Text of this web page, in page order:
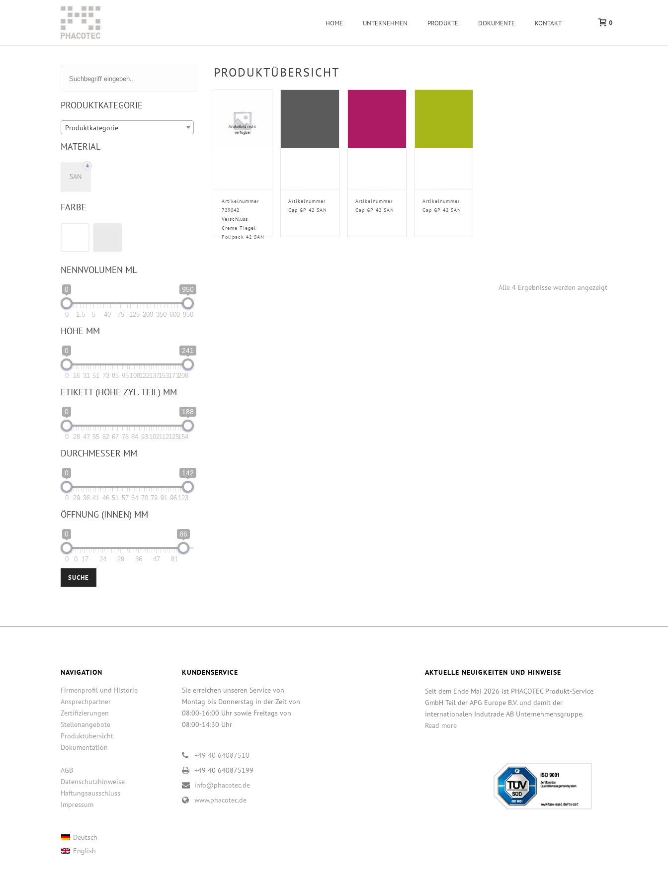
HOME UNTERNEHMEN PRODUKTE DOKUMENTE KONTAKT 0
PRODUKTÜBERSICHT
Artikelnummer
729042
Verschluss
Creme-Tiegel
Polipack 42 SAN
Artikelnummer
Cap GP 42 SAN
Artikelnummer
Cap GP 42 SAN
Artikelnummer
Cap GP 42 SAN
Alle 4 Ergebnisse werden angezeigt
PRODUKTKATEGORIE
Produktkategorie
MATERIAL
4
SAN
FARBE
NENNVOLUMEN ML
0 950
0 1.5 5 40 75 125 200 350 600 950
HÖHE MM
0 241
0 16 31 51 73 85 95 108122137153173208
ETIKETT (HÖHE ZYL. TEIL) MM
0 188
0 28 47 55 62 67 78 84 93 102112125154
DURCHMESSER MM
0 142
0 29 36 41 46 51 57 64 70 79 91 96 123
ÖFFNUNG (INNEN) MM
0 86
0 0 17 24 29 36 47 81
SUCHE
NAVIGATION
Firmenprofil und Historie
Ansprechpartner
Zertifizierungen
Stellenangebote
Produktübersicht
Dokumentation
AGB
Datenschutzhinweise
Haftungsausschluss
Impressum
Deutsch
English
KUNDENSERVICE
Sie erreichen unseren Service von
Montag bis Donnerstag in der Zeit von
08:00-16:00 Uhr sowie Freitags von
08:00-14:30 Uhr
+49 40 64087510
+49 40 640875199
info@phacotec.de
www.phacotec.de
AKTUELLE NEUIGKEITEN UND HINWEISE
Seit dem Ende Mai 2026 ist PHACOTEC Produkt-Service
GmbH Teil der APG Europe B.V. und damit der
internationalen Indutrade AB Unternehmensgruppe.
Read more